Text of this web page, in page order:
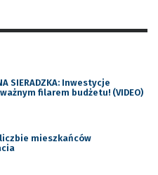
SIERADZKA: Inwestycje
filarem budżetu! (VIDEO)
mieszkańców